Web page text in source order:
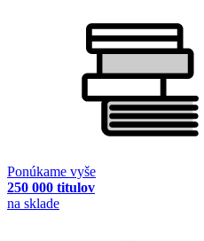
Ponúkame vyše
250 000 titulov
na sklade